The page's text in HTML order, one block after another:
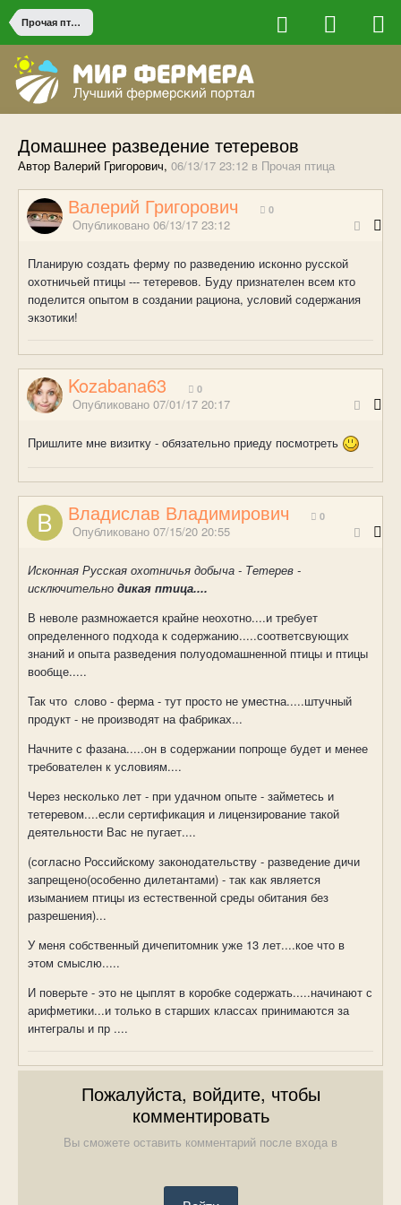
Прочая птица
Домашнее разведение тетеревов
Автор Валерий Григорович, 06/13/17 23:12 в Прочая птица
Валерий Григорович 0
Опубликовано 06/13/17 23:12
Планирую создать ферму по разведению исконно русской
охотничьей птицы --- тетеревов. Буду признателен всем кто
поделится опытом в создании рациона, условий содержания
экзотики!
Kozabana63 0
Опубликовано 07/01/17 20:17
Пришлите мне визитку - обязательно приеду посмотреть
Владислав Владимирович 0
Опубликовано 07/15/20 20:55
Исконная Русская охотничья добыча - Тетерев -
исключительно дикая птица....
В неволе размножается крайне неохотно....и требует
определенного подхода к содержанию.....соответсвующих
знаний и опыта разведения полуодомашненной птицы и птицы
вообще.....
Так что слово - ферма - тут просто не уместна.....штучный
продукт - не производят на фабриках...
Начните с фазана.....он в содержании попроще будет и менее
требователен к условиям....
Через несколько лет - при удачном опыте - займетесь и
тетеревом....если сертификация и лицензирование такой
деятельности Вас не пугает....
(согласно Российскому законодательству - разведение дичи
запрещено(особенно дилетантами) - так как является
изыманием птицы из естественной среды обитания без
разрешения)...
У меня собственный дичепитомник уже 13 лет....кое что в
этом смыслю.....
И поверьте - это не цыплят в коробке содержать.....начинают с
арифметики...и только в старших классах принимаются за
интегралы и пр ....
Пожалуйста, войдите, чтобы
комментировать
Вы сможете оставить комментарий после входа в